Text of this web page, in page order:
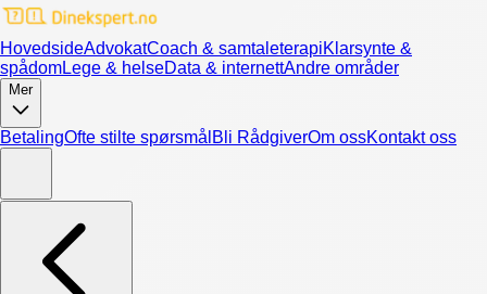
HovedsideAdvokatCoach & samtaleterapiKlarsynte &
spådomLege & helseData & internettAndre områder
Mer
BetalingOfte stilte spørsmål Bli RådgiverOm ossKontakt oss